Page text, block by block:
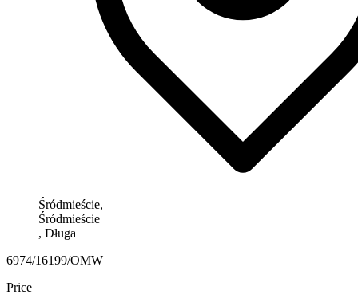
Śródmieście,
Śródmieście
, Długa
6974/16199/OMW
Price